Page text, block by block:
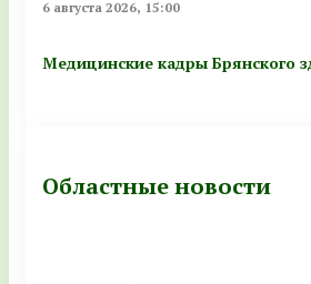
6 августа 2026, 15:00
Медицинские кадры Брянского
Областные новости